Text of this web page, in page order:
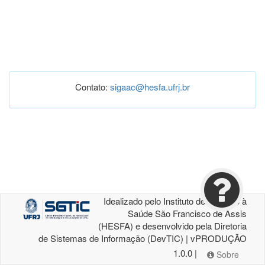
Contato: sigaac@hesfa.ufrj.br
Idealizado pelo Instituto de Atenção à
Saúde São Francisco de Assis
(HESFA) e desenvolvido pela Diretoria
de Sistemas de Informação (DevTIC) | vPRODUÇÃO
1.0.0 |
Sobre